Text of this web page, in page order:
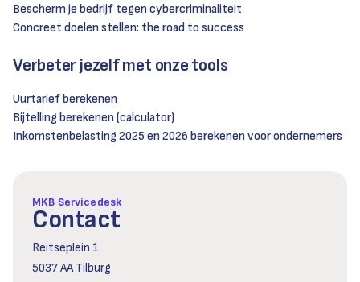
Bescherm je bedrijf tegen cybercriminaliteit
Concreet doelen stellen: the road to success
Verbeter jezelf met onze tools
Uurtarief berekenen
Bijtelling berekenen (calculator)
Inkomstenbelasting 2025 en 2026 berekenen voor ondernemers
MKB Servicedesk
Contact
Reitseplein 1
5037 AA Tilburg